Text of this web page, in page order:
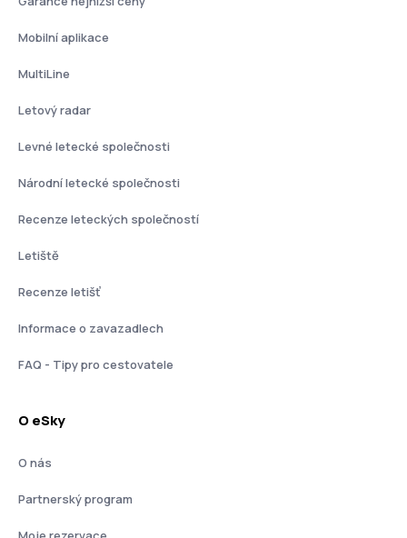
Mobilní aplikace
MultiLine
Letový radar
Levné letecké společnosti
Národní letecké společnosti
Recenze leteckých společností
Letiště
Recenze letišť
Informace o zavazadlech
FAQ - Tipy pro cestovatele
O eSky
O nás
Partnerský program